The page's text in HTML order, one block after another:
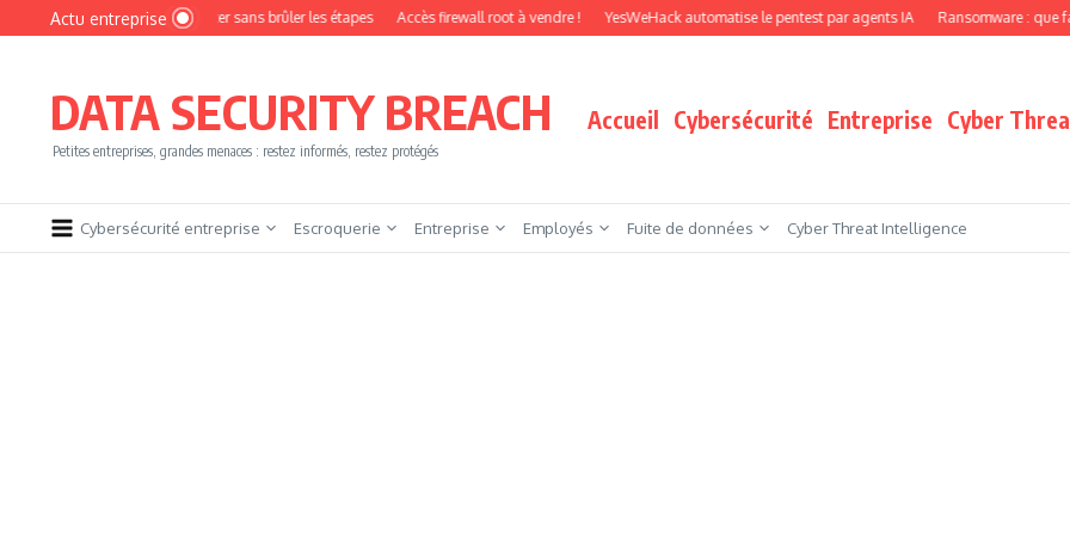
Aller au contenu
Actu entreprise
devenir pentester sans brûler les étapes Accès firewall root à vendre ! YesWeHack automatise le pentest par agents IA Ransomware : que faire
DATA SECURITY BREACH
Petites entreprises, grandes menaces : restez informés, restez protégés
Accueil Cybersécurité Entreprise Cyber
Cybersécurité entreprise Escroquerie Entreprise Employés Fuite de données Cyber Threat Intelligence